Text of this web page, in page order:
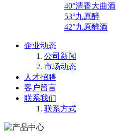
40°清香大曲酒
53°九原醉
42°九原醉酒
企业动态
公司新闻
市场动态
人才招聘
客户留言
联系我们
联系方式